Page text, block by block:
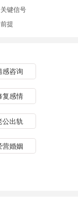
键信号
提
感咨询
复感情
公出轨
营婚姻